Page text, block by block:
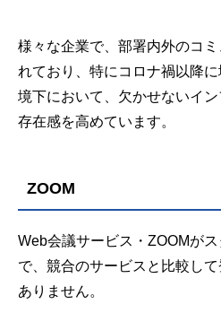
様々な企業で、部署内外のコ
れており、特にコロナ禍以降
境下において、欠かせないイン
存在感を高めています。
ZOOM
Web会議サービス・ZOOMが
で、競合のサービスと比較し
ありません。